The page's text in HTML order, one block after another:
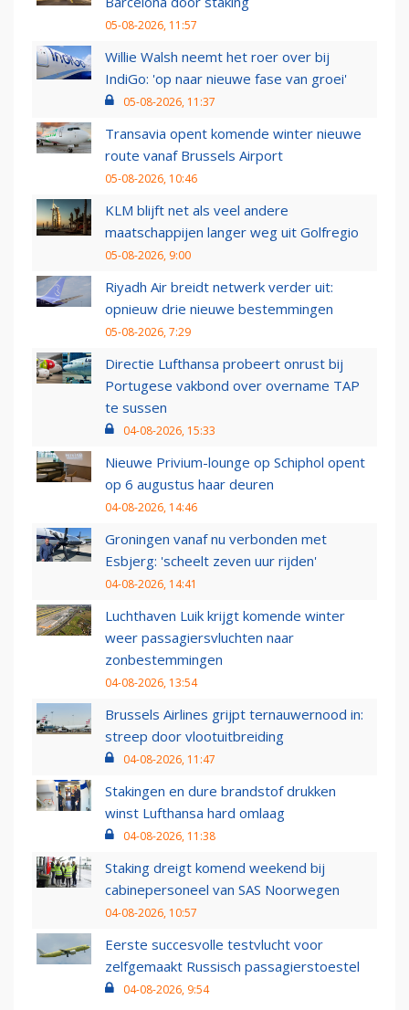
05-08-2026, 11:57
Willie Walsh neemt het roer over bij
IndiGo: 'op naar nieuwe fase van groei'
05-08-2026, 11:37
Transavia opent komende winter nieuwe
route vanaf Brussels Airport
05-08-2026, 10:46
KLM blijft net als veel andere
maatschappijen langer weg uit Golfregio
05-08-2026, 9:00
Riyadh Air breidt netwerk verder uit:
opnieuw drie nieuwe bestemmingen
05-08-2026, 7:29
Directie Lufthansa probeert onrust bij
Portugese vakbond over overname TAP
te sussen
04-08-2026, 15:33
Nieuwe Privium-lounge op Schiphol opent
op 6 augustus haar deuren
04-08-2026, 14:46
Groningen vanaf nu verbonden met
Esbjerg: 'scheelt zeven uur rijden'
04-08-2026, 14:41
Luchthaven Luik krijgt komende winter
weer passagiersvluchten naar
zonbestemmingen
04-08-2026, 13:54
Brussels Airlines grijpt ternauwernood in:
streep door vlootuitbreiding
04-08-2026, 11:47
Stakingen en dure brandstof drukken
winst Lufthansa hard omlaag
04-08-2026, 11:38
Staking dreigt komend weekend bij
cabinepersoneel van SAS Noorwegen
04-08-2026, 10:57
Eerste succesvolle testvlucht voor
zelfgemaakt Russisch passagierstoestel
04-08-2026, 9:54